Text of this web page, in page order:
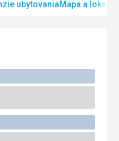
ubytovaniaMapa a lokalita